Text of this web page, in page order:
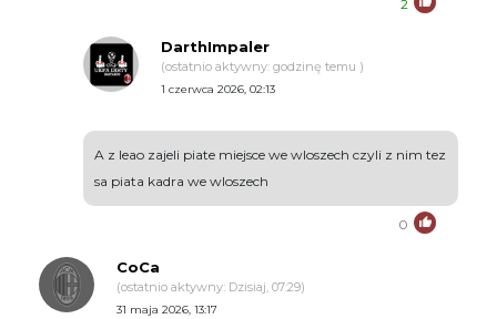
2
DarthImpaler
(ostatnio aktywny: godzinę temu )
1 czerwca 2026, 02:13
A z leao zajeli piate miejsce we wloszech czyli z nim tez
sa piata kadra we wloszech
0
CoCa
(ostatnio aktywny: Dzisiaj, 07:29)
31 maja 2026, 13:17